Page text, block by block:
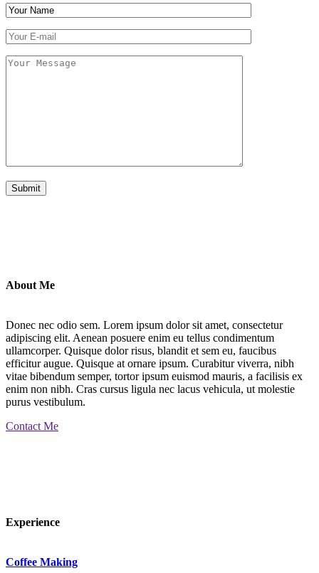
About Me
Donec nec odio sem. Lorem ipsum dolor sit amet, consectetur
adipiscing elit. Aenean posuere enim eu tellus condimentum
ullamcorper. Quisque dolor risus, blandit et sem eu, faucibus
efficitur augue. Quisque at ornare ipsum. Curabitur viverra, nibh
vitae bibendum semper, tortor ipsum euismod mauris, a facilisis ex
enim non nibh. Cras cursus ligula nec lacus vehicula, ut molestie
purus vestibulum.
Contact Me
Experience
Coffee Making